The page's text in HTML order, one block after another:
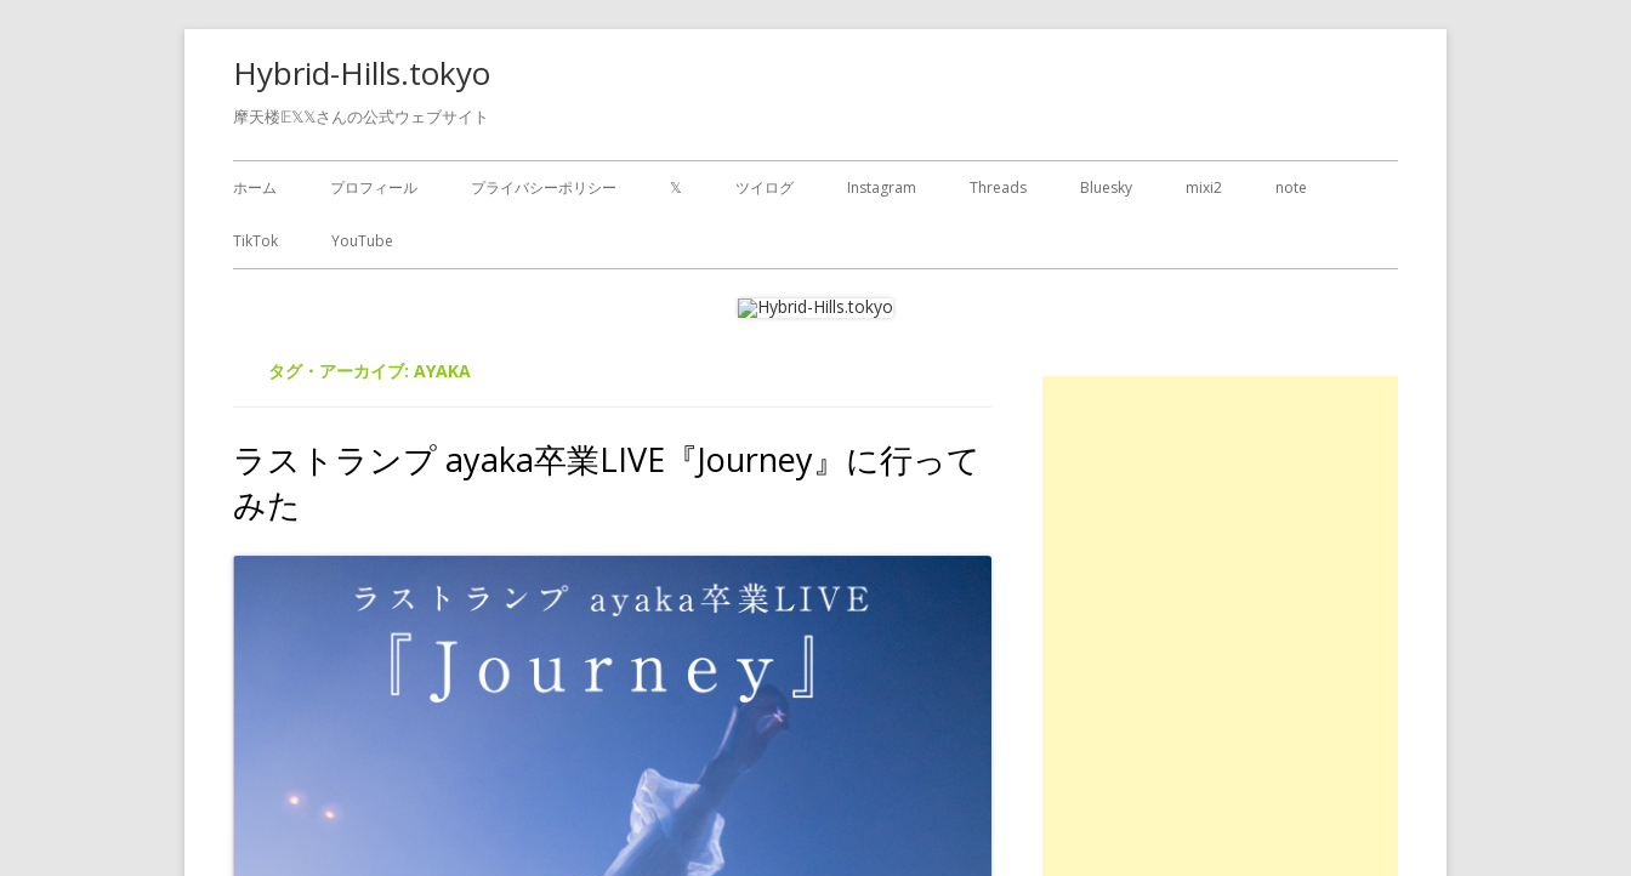
Hybrid-Hills.tokyo
摩天楼𝔼𝕏𝕏さんの公式ウェブサイト
コ
移
す
る
ホーム プロフィール プライバシーポリシー 𝕏 ツイログ Instagram Threads Bluesky mixi2 note
TikTok YouTube
タグ・アーカイブ: AYAKA
ラストランプ ayaka卒業LIVE『Journey』に行って
みた